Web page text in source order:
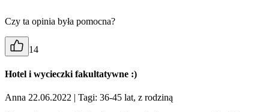
Czy ta opinia była pomocna?
14
Hotel i wycieczki fakultatywne :)
Anna 22.06.2022 | Tagi: 36-45 lat, z rodziną